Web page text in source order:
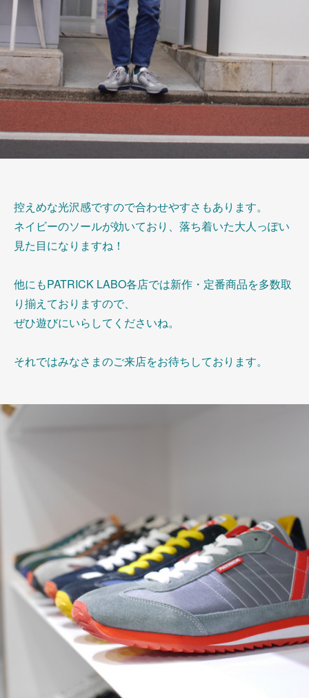
控えめな光沢感ですので合わせやすさもあります。
ネイビーのソールが効いており、落ち着いた大人っぽい
見た目になりますね！
他にもPATRICK LABO各店では新作・定番商品を多数取
り揃えておりますので、
ぜひ遊びにいらしてくださいね。
それではみなさまのご来店をお待ちしております。